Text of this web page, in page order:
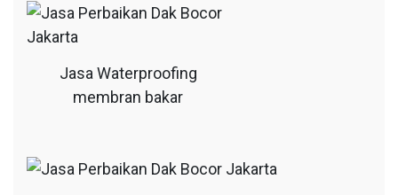
Jasa Waterproofing
membran bakar